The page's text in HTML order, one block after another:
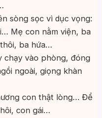
sòng sọc vì dục vọng:
Mẹ con nằm viện, ba
ba hứa…
chạy vào phòng, đóng
ngoài, giọng khàn
con thật lòng… Để
con gái…